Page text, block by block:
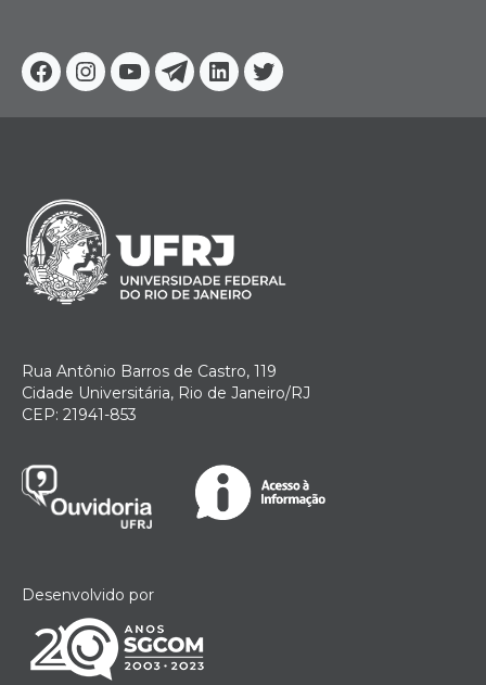
Facebook
Instagram
YoutubeTelegram
Linkedin
Twitter
Rua Antônio Barros de Castro, 119
Cidade Universitária, Rio de Janeiro/RJ
CEP: 21941-853
Desenvolvido por